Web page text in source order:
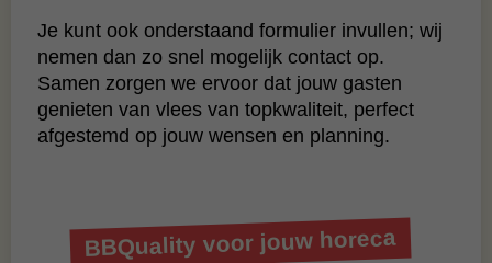
Je kunt ook onderstaand formulier invullen; wij
nemen dan zo snel mogelijk contact op.
Samen zorgen we ervoor dat jouw gasten
genieten van vlees van topkwaliteit, perfect
afgestemd op jouw wensen en planning.
BBQuality voor jouw horeca